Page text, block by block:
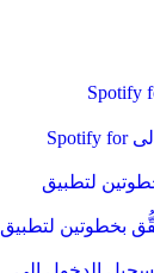
دعوة أعضاء الفريق إلى Spotify for
لتطبيق
بخطوتين لتطبيق